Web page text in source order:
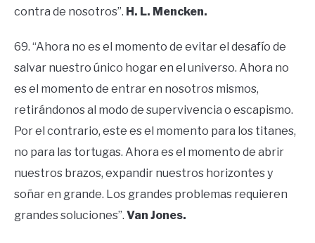
contra de nosotros”. H. L. Mencken.
69. “Ahora no es el momento de evitar el desafío de
salvar nuestro único hogar en el universo. Ahora no
es el momento de entrar en nosotros mismos,
retirándonos al modo de supervivencia o escapismo.
Por el contrario, este es el momento para los titanes,
no para las tortugas. Ahora es el momento de abrir
nuestros brazos, expandir nuestros horizontes y
soñar en grande. Los grandes problemas requieren
grandes soluciones”. Van Jones.